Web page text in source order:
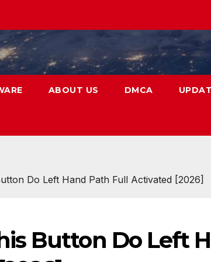
ABOUT US DMCA
Do Left Hand Path Full Activated [2026]
Button Do Left